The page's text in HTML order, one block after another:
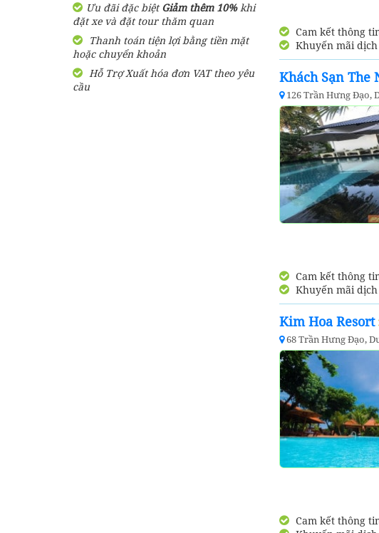
Ưu đãi đặc biệtGiảm thêm 10%khi
đặt xe và đặt tour thăm quan
Thanh toán tiện lợi bằng tiền mặt
hoặc chuyển khoản
Hỗ Trợ Xuất hóa đơn VAT theo yêu
cầu
Cam kết thông
Khuyến mãi
Khách Sạn The
126 Trần Hưng Đạo,
Cam kết thông
Khuyến mãi
Kim Hoa Resort
68 Trần Hưng Đạo,
Cam kết thông